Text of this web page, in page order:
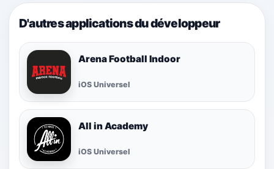
D'autres applications du développeur
Arena Football Indoor
iOS Universel
All in Academy
iOS Universel